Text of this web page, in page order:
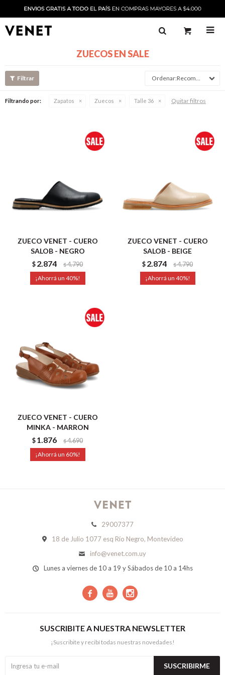

ZUECOS EN SALE
Recomendado
Filtrando por: Zapatos Zuecos Talle 36 Quitar filtros
ZUECO VENET - CUERO
SALOB - NEGRO
$2.874 $4.790
40
ZUECO VENET - CUERO
SALOB - BEIGE
$2.874 $4.790
40
ZUECO VENET - CUERO
MINKA - MARRON
$1.876 $4.690
60
29007377
18 de Julio 1077 esq Río Negro, Montevideo
info@venet.com.uy
Lunes a viernes de 10 a 19 y Sábados de 10 a 14hs
  
SUSCRIBITE A NUESTRA NEWSLETTER
¡Suscribite y recibí todas nuestras novedades!
SUSCRIBIRME